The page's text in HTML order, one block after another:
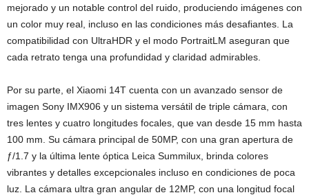
mejorado y un notable control del ruido, produciendo imágenes con
un color muy real, incluso en las condiciones más desafiantes. La
compatibilidad con UltraHDR y el modo PortraitLM aseguran que
cada retrato tenga una profundidad y claridad admirables.
Por su parte, el Xiaomi 14T cuenta con un avanzado sensor de
imagen Sony IMX906 y un sistema versátil de triple cámara, con
tres lentes y cuatro longitudes focales, que van desde 15 mm hasta
100 mm. Su cámara principal de 50MP, con una gran apertura de
ƒ/1.7 y la última lente óptica Leica Summilux, brinda colores
vibrantes y detalles excepcionales incluso en condiciones de poca
luz. La cámara ultra gran angular de 12MP, con una longitud focal